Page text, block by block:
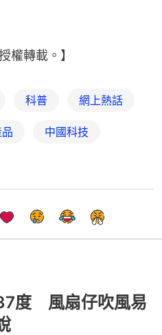
權轉載。】
科普 網上熱話
中國科技
度 風扇仔吹風易